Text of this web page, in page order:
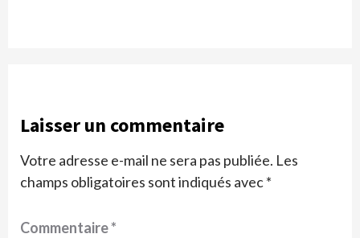
Laisser un commentaire
Votre adresse e-mail ne sera pas publiée. Les
champs obligatoires sont indiqués avec*
Commentaire*